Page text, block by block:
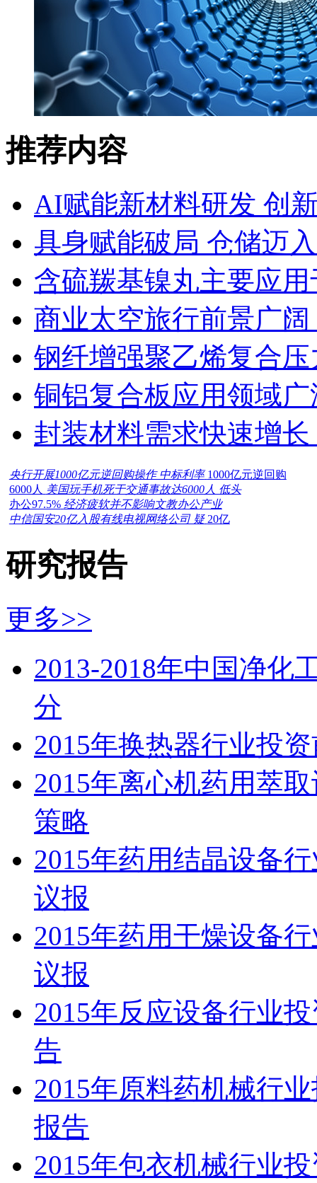
推荐内容
AI赋能新材料研发 创
具身赋能破局 仓储迈
含硫羰基镍丸主要应
商业太空旅行前景广
钢纤增强聚乙烯复合
铜铝复合板应用领域
封装材料需求快速增
央行开展1000亿元逆回购操作 中标利率 1000亿元逆回购
6000人 美国玩手机死于交通事故达6000人 低头
办公97.5% 经济疲软并不影响文教办公产业
中信国安20亿入股有线电视网络公司 疑 20亿
研究报告
更多>>
2013-2018年中国净化
分
2015年换热器行业投
2015年离心机药用萃
策略
2015年药用结晶设备
议报
2015年药用干燥设备
议报
2015年反应设备行业
告
2015年原料药机械行
报告
2015年包衣机械行业